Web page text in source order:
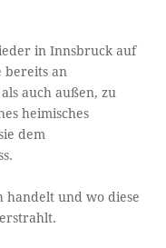
in Innsbruck auf
bereits an
auch außen, zu
heimisches
dem
handelt und wo diese